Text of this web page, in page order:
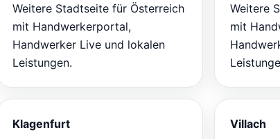
Weitere Stadtseite für Österreich
mit Handwerkerportal,
Handwerker Live und lokalen
Leistungen.
Weitere
mit
Klagenfurt
Villach